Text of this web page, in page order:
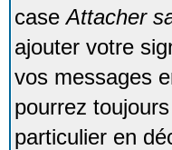
caseAttacher
ajouter votre
vos messages
pourrez
particulier en